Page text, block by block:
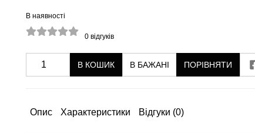
В наявності
0 відгуків
В КОШИК В БАЖАНІ ПОРІВНЯТИ
Опис Характеристики Відгуки (0)